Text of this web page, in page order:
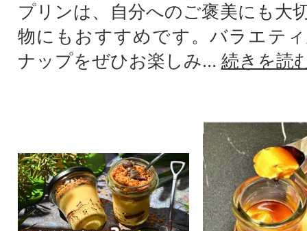
プリンは、自分へのご褒美にも大
物にもおすすめです。バラエテ
ナップをぜひお楽しみ... 続きを読